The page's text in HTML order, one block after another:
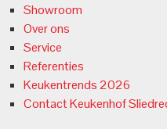
Showroom
Over ons
Service
Referenties
Keukentrends 2026
Contact Keukenhof